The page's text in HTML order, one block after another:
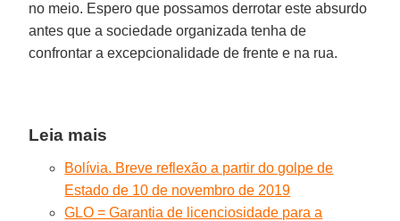
no meio. Espero que possamos derrotar este absurdo
antes que a sociedade organizada tenha de
confrontar a excepcionalidade de frente e na rua.
Leia mais
Bolívia. Breve reflexão a partir do golpe de
Estado de 10 de novembro de 2019
GLO = Garantia de licenciosidade para a